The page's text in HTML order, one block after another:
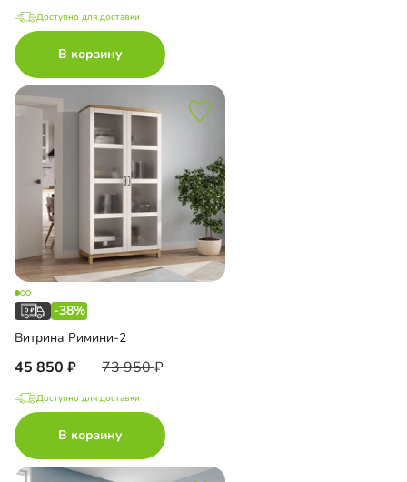
Доступно для доставки
В корзину
-38%
Витрина Римини-2
45 850 73 950
Доступно для доставки
В корзину